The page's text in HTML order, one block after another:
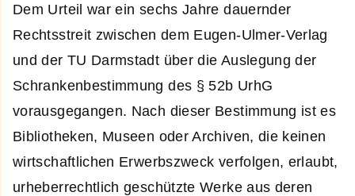
Dem Urteil war ein sechs Jahre dauernder
Rechtsstreit zwischen dem Eugen-Ulmer-Verlag
und der TU Darmstadt über die Auslegung der
Schrankenbestimmung des § 52b UrhG
vorausgegangen. Nach dieser Bestimmung ist es
Bibliotheken, Museen oder Archiven, die keinen
wirtschaftlichen Erwerbszweck verfolgen, erlaubt,
urheberrechtlich geschützte Werke aus deren